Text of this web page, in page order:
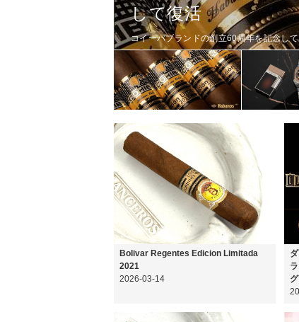
して復活
コイーバブランドの創立60周年を記念して
Bolivar Regentes Edicion Limitada
2021
2026-03-14